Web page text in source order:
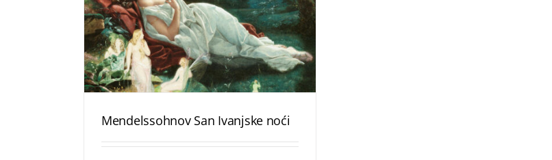
Mendelssohnov San Ivanjske noći